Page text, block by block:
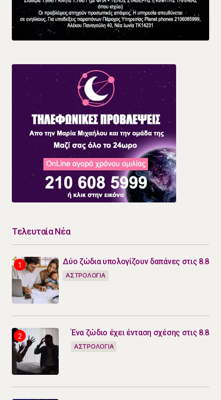
Τελευταία Νέα
Δύο ζώδια υπολογίζουν δαπάνες στις 8.8
ΑΣΤΡΟΛΟΓΙΑ
Ένα ζώδιο έχει ένταση σχέσης στις 8.8
ΑΣΤΡΟΛΟΓΙΑ